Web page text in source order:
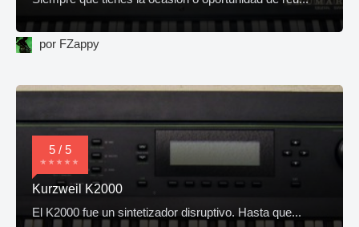
por FZappy
5 / 5
Kurzweil K2000
El K2000 fue un sintetizador disruptivo. Hasta que...